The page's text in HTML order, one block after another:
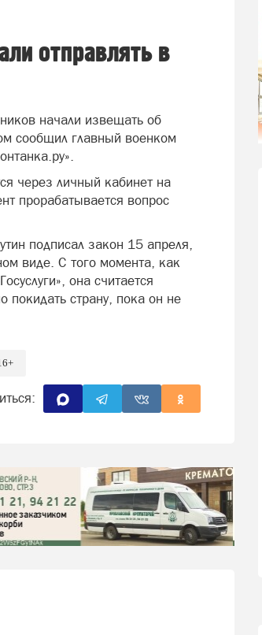
отправлять в
начали извещать об
сообщил главный военком
через личный кабинет на
прорабатывается вопрос
подписал закон 15 апреля,
виде. С того момента, как
она считается
покидать страну, пока он не